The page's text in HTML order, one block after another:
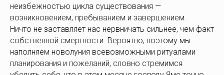
неизбежностью цикла существования —
возникновением, пребыванием и завершением.
Ничто не заставляет нас нервничать сильнее, чем факт
собственной смертности. Вероятно, поэтому мы
наполняем новолуния всевозможными ритуалами
планирования и пожеланий, словно стремимся